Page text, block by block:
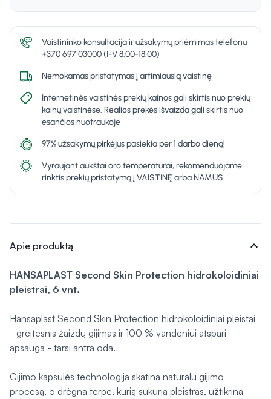
Vaistininko konsultacija ir užsakymų priėmimas telefonu
+370 697 03000 (I-V 8:00-18:00)
Nemokamas pristatymas į artimiausią vaistinę
Internetinės vaistinės prekių kainos gali skirtis nuo prekių
kainų vaistinėse. Realios prekės išvaizda gali skirtis nuo
esančios nuotraukoje
97% užsakymų pirkėjus pasiekia per 1 darbo dieną!
Vyraujant aukštai oro temperatūrai, rekomenduojame
rinktis prekių pristatymą į VAISTINĘ arba NAMUS
Apie produktą expand_more
HANSAPLAST Second Skin Protection hidrokoloidiniai
pleistrai, 6 vnt.
Hansaplast Second Skin Protection hidrokoloidiniai pleistai
- greitesnis žaizdų gijimas ir 100 % vandeniui atspari
apsauga - tarsi antra oda.
Gijimo kapsulės technologija skatina natūralų gijimo
procesą, o drėgna terpė, kurią sukuria pleistras, užtikrina